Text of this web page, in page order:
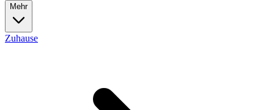
Mehr
Zuhause